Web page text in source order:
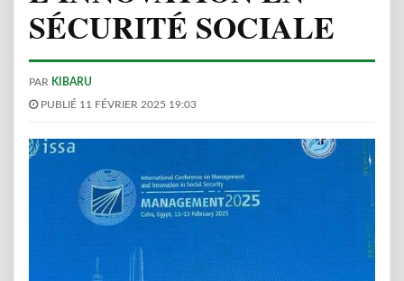
SÉCURITÉ SOCIALE
PAR KIBARU
PUBLIÉ 11 FÉVRIER 2025 19:03